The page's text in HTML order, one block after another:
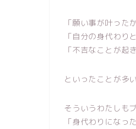
「願い事が叶った
「自分の身代わり
「不吉なことが起
といったことが多
そういうわたしも
「身代わりになっ